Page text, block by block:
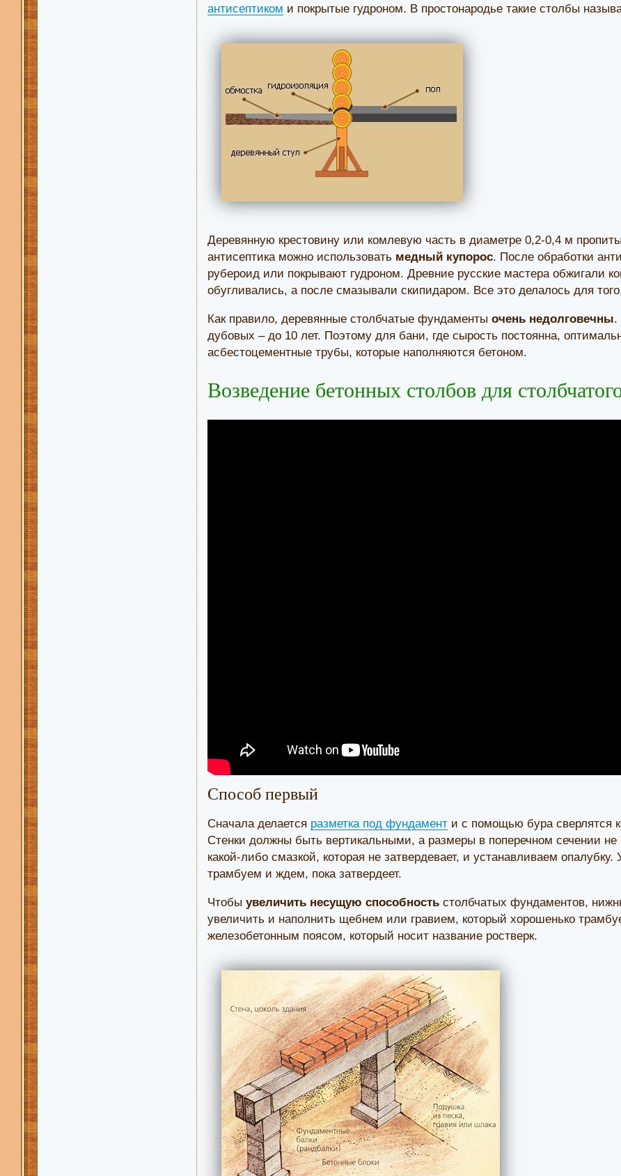
антисептиком и покрытые гудроном. В простонародье такие столбы
Деревянную крестовину или комлевую часть в диаметре 0,2-0,4 м
антисептика можно использовать медный купорос. После обработки
рубероид или покрывают гудроном. Древние русские мастера обжигали
обугливались, а после смазывали скипидаром. Все это делалось для
Как правило, деревянные столбчатые фундаменты очень недолговечны.
дубовых – до 10 лет. Поэтому для бани, где сырость постоянна,
асбестоцементные трубы, которые наполняются бетоном.
Возведение бетонных столбов для
Способ первый
Сначала делается разметка под фундамент и с помощью бура сверлятся
Стенки должны быть вертикальными, а размеры в поперечном сечении
какой-либо смазкой, которая не затвердевает, и устанавливаем
трамбуем и ждем, пока затвердеет.
Чтобы увеличить несущую способность столбчатых фундаментов,
увеличить и наполнить щебнем или гравием, который хорошенько
железобетонным поясом, который носит название ростверк.